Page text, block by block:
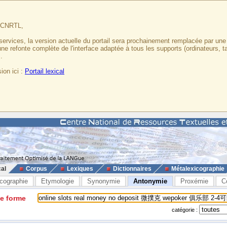
la version actuelle du portail sera prochainement remplacée par
refonte complète de l'interface adaptée à tous les supports (ordinateurs,
ici : Portail lexical
Corpus Lexiques Dictionnaires Métalexicographie
Etymologie Synonymie Antonymie Proxémie
forme
catégorie :